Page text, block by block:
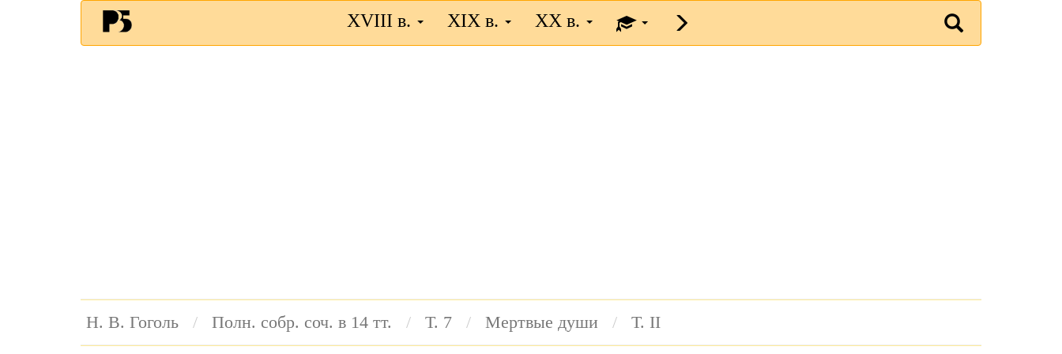
XVIII в. XIX в. XX в.
Н. В. Гоголь Полн. собр. соч. в 14 тт. Т. 7 Мертвые души Т. II